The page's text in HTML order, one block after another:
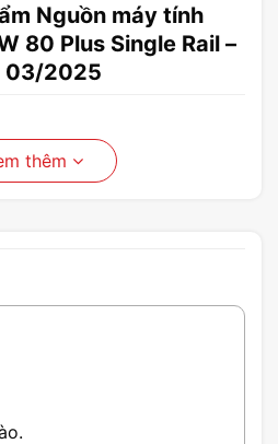
Nguồn máy tính
80 Plus Single Rail –
03/2025
thêm